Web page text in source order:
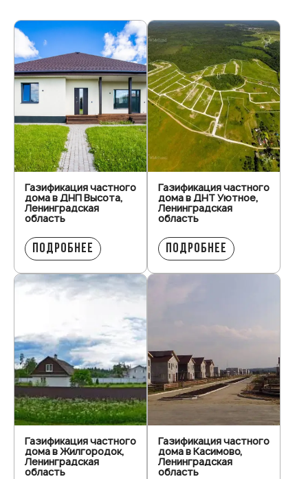
Газификация частного
дома в ДНП Высота,
Ленинградская
область
ПОДРОБНЕЕ
Газификация частного
дома в ДНТ Уютное,
Ленинградская
область
ПОДРОБНЕЕ
Газификация частного
дома в Жилгородок,
Ленинградская
область
Газификация частного
дома в Касимово,
Ленинградская
область